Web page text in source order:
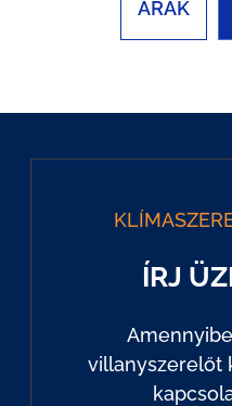
ÁRAK
ÍRJ
villanyszerelőt